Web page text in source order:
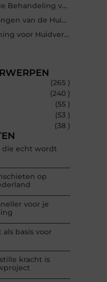
Rauwe Honing voor de Behandeling van Acne en Littekens
Verhelderen en Verjongen van de Huid met Rauwe Honing
Conclusie: Rauwe Honing voor Huidverjonging
(265 )
(240 )
(55 )
(53 )
(38 )
die echt wordt
op
voor je
basis voor
kracht is